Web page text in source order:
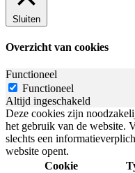
Sluiten
Overzicht van cookies
Functioneel
Functioneel
Altijd ingeschakeld
Deze cookies zijn
het gebruik van de website.
slechts een
website opent.
Cookie